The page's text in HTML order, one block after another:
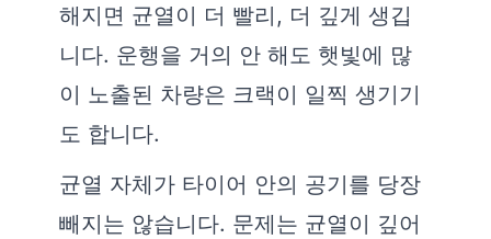
해지면 균열이 더 빨리, 더 깊게 생깁
니다. 운행을 거의 안 해도 햇빛에 많
이 노출된 차량은 크랙이 일찍 생기기
도 합니다.
균열 자체가 타이어 안의 공기를 당장
빼지는 않습니다. 문제는 균열이 깊어